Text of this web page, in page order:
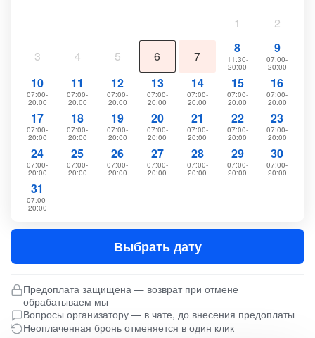
1 2
3 4 5 6 7
8
11:30-
20:00
9
07:00-
20:00
10
07:00-
20:00
11
07:00-
20:00
12
07:00-
20:00
13
07:00-
20:00
14
07:00-
20:00
15
07:00-
20:00
16
07:00-
20:00
17
07:00-
20:00
18
07:00-
20:00
19
07:00-
20:00
20
07:00-
20:00
21
07:00-
20:00
22
07:00-
20:00
23
07:00-
20:00
24
07:00-
20:00
25
07:00-
20:00
26
07:00-
20:00
27
07:00-
20:00
28
07:00-
20:00
29
07:00-
20:00
30
07:00-
20:00
31
07:00-
20:00
Выбрать дату
Предоплата защищена — возврат при отмене
обрабатываем мы
Вопросы организатору — в чате, до внесения предоплаты
Неоплаченная бронь отменяется в один клик